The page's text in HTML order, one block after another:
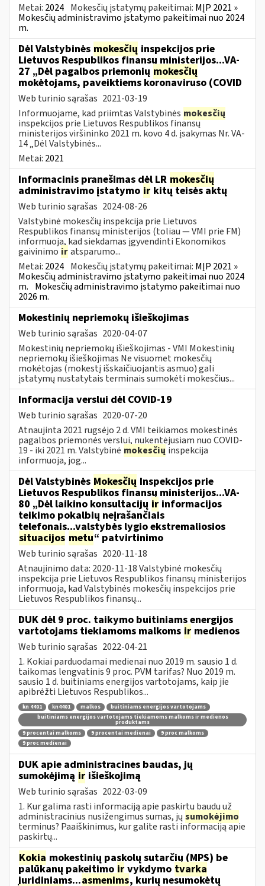
Metai: 2024 Mokesčių įstatymų pakeitimai: MĮP 2021 »
Mokesčių administravimo įstatymo pakeitimai nuo 2024
m.
Dėl Valstybinės mokesčių inspekcijos prie
Lietuvos Respublikos finansų ministerijos...VA-
27 „Dėl pagalbos priemonių mokesčių
mokėtojams, paveiktiems koronaviruso (COVID
Web turinio sąrašas 2021-03-19
Informuojame, kad priimtas Valstybinės mokesčių
inspekcijos prie Lietuvos Respublikos finansų
ministerijos viršininko 2021 m. kovo 4 d. įsakymas Nr. VA-
14 „Dėl Valstybinės...
Metai: 2021
Informacinis pranešimas dėl LR mokesčių
administravimo įstatymo ir kitų teisės aktų
Web turinio sąrašas 2024-08-26
Valstybinė mokesčių inspekcija prie Lietuvos
Respublikos finansų ministerijos (toliau — VMI prie FM)
informuoja, kad siekdamas įgyvendinti Ekonomikos
gaivinimo iratsparumo...
Metai: 2024 Mokesčių įstatymų pakeitimai: MĮP 2021 »
Mokesčių administravimo įstatymo pakeitimai nuo 2024
m. Mokesčių administravimo įstatymo pakeitimai nuo
2026 m.
Mokestinių nepriemokų išieškojimas
Web turinio sąrašas 2020-04-07
Mokestinių nepriemokų išieškojimas - VMI Mokestinių
nepriemokų išieškojimas Ne visuomet mokesčių
mokėtojas (mokestį išskaičiuojantis asmuo) gali
įstatymų nustatytais terminais sumokėti mokesčius...
Informacija verslui dėl COVID-19
Web turinio sąrašas 2020-07-20
Atnaujinta 2021 rugsėjo 2 d. VMI teikiamos mokestinės
pagalbos priemonės verslui, nukentėjusiam nuo COVID-
19 - iki 2021 m. Valstybinė mokesčių inspekcija
informuoja, jog...
Dėl Valstybinės Mokesčių Inspekcijos prie
Lietuvos Respublikos finansų ministerijos...VA-
80 „Dėl laikino konsultacijų ir informacijos
teikimo pokalbių neįrašančiais
telefonais...valstybės lygio ekstremaliosios
situacijos metu“ patvirtinimo
Web turinio sąrašas 2020-11-18
Atnaujinimo data: 2020-11-18 Valstybinė mokesčių
inspekcija prie Lietuvos Respublikos finansų ministerijos
informuoja, kad Valstybinės mokesčių inspekcijos prie
Lietuvos Respublikos finansų...
DUK dėl 9 proc. taikymo buitiniams energijos
vartotojams tiekiamoms malkoms ir medienos
Web turinio sąrašas 2022-04-21
1. Kokiai parduodamai medienai nuo 2019 m. sausio 1 d.
taikomas lengvatinis 9 proc. PVM tarifas? Nuo 2019 m.
sausio 1 d. buitiniams energijos vartotojams, kaip jie
apibrėžti Lietuvos Respublikos...
kn 4401 kn4401 malkos
buitiniams energijos vartotojams
buitiniams energijos vartotojams tiekiamoms malkoms ir medienos
produktams
9 procentai malkoms
9 procentai medienai
9 proc malkoms
9 proc medienai
DUK apie administracines baudas, jų
sumokėjimą ir išieškojimą
Web turinio sąrašas 2022-03-09
1. Kur galima rasti informaciją apie paskirtų baudų už
administracinius nusižengimus sumas, jų sumokėjimo
terminus? Paaiškinimus, kur galite rasti informaciją apie
paskirtų...
Kokia mokestinių paskolų sutarčių (MPS) be
palūkanų pakeitimo ir vykdymo tvarka
juridiniams...asmenims, kurių nesumokėtų